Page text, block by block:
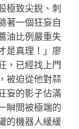
極致尖銳、刺
著一個狂妄自
油比例嚴重失
是真理！」廖
，已經找上門
被迫從他對蒜
妄的影子佔滿
瞬間被極端的
的機器人緩緩